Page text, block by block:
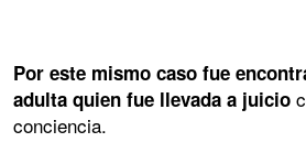
Por este mismo caso fue
adulta quien fue llevada a juicio
conciencia.